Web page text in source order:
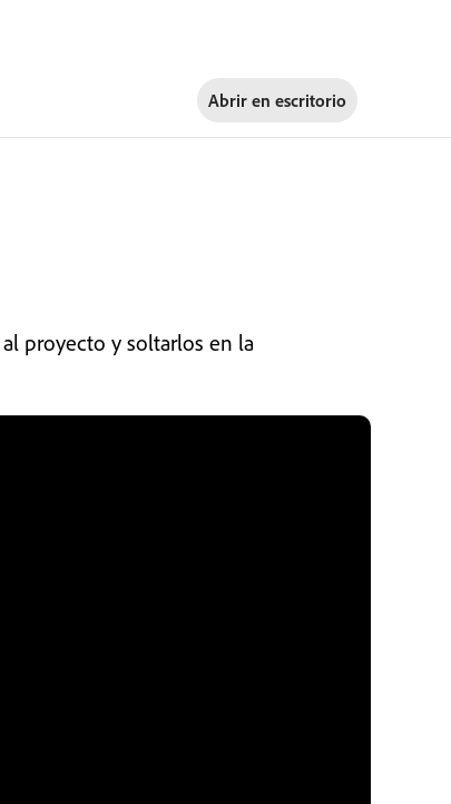
Abrir en escritorio
proyecto y soltarlos en la